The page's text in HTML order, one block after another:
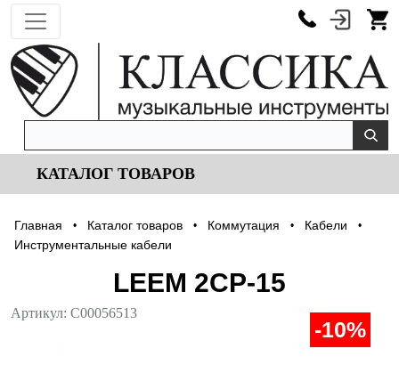
КАТАЛОГ ТОВАРОВ
Главная • Каталог товаров • Коммутация • Кабели •
Инструментальные кабели
LEEM 2CP-15
Артикул: С00056513
-10%